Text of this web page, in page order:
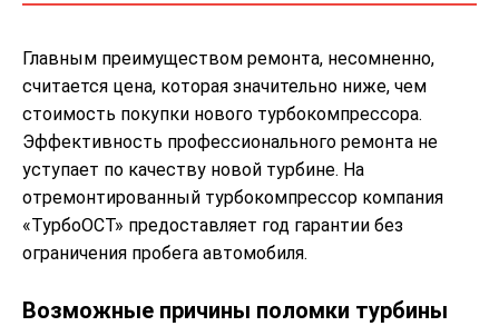
Главным преимуществом ремонта, несомненно,
считается цена, которая значительно ниже, чем
стоимость покупки нового турбокомпрессора.
Эффективность профессионального ремонта не
уступает по качеству новой турбине. На
отремонтированный турбокомпрессор компания
«ТурбоОСТ» предоставляет год гарантии без
ограничения пробега автомобиля.
Возможные причины поломки турбины